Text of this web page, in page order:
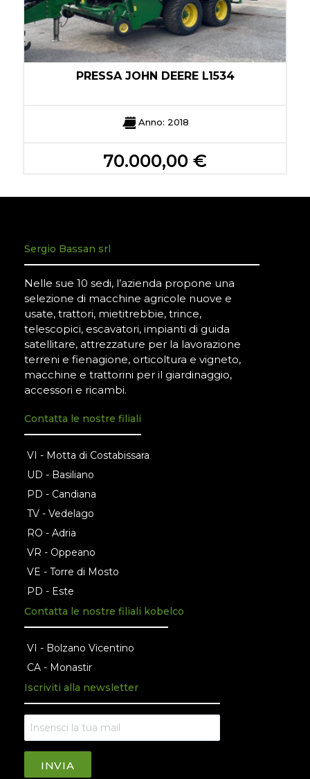
PRESSA JOHN DEERE L1534
Anno: 2018
70.000,00 €
Sergio Bassan srl
Nelle sue 10 sedi, l’azienda propone una
selezione di macchine agricole nuove e
usate, trattori, mietitrebbie, trince,
telescopici, escavatori, impianti di guida
satellitare, attrezzature per la lavorazione
terreni e fienagione, orticoltura e vigneto,
macchine e trattorini per il giardinaggio,
accessori e ricambi.
Contatta le nostre filiali
VI - Motta di Costabissara
UD - Basiliano
PD - Candiana
TV - Vedelago
RO - Adria
VR - Oppeano
VE - Torre di Mosto
PD - Este
Contatta le nostre filiali kobelco
VI - Bolzano Vicentino
CA - Monastir
Iscriviti alla newsletter
INVIA